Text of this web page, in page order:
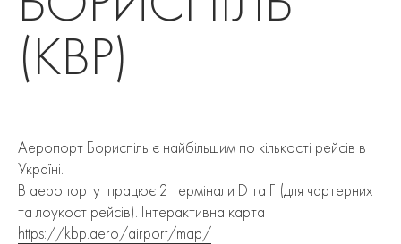
(KBP)
Аеропорт Бориспіль є найбільшим по кількості рейсів в
Україні.
В аеропорту працює 2 термінали D та F (для чартерних
та лоукост рейсів). Інтерактивна карта
https://kbp.aero/airport/map/